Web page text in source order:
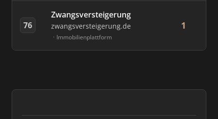
76
Zwangsversteigerung
zwangsversteigerung.de
Immobilienplattform
1